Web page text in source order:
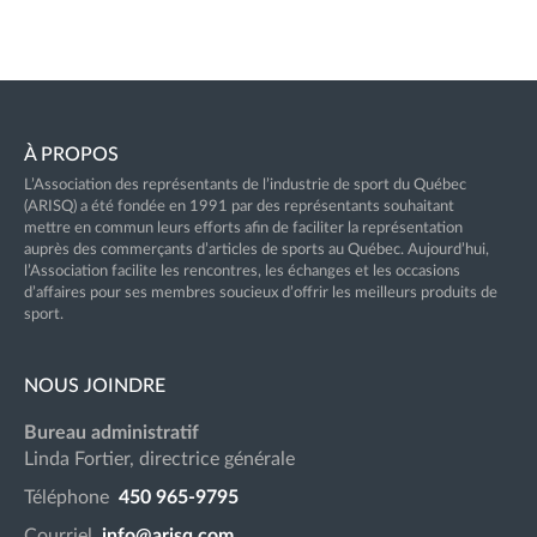
À PROPOS
L’Association des représentants de l’industrie de sport du Québec
(ARISQ) a été fondée en 1991 par des représentants souhaitant
mettre en commun leurs efforts afin de faciliter la représentation
auprès des commerçants d’articles de sports au Québec. Aujourd’hui,
l’Association facilite les rencontres, les échanges et les occasions
d’affaires pour ses membres soucieux d’offrir les meilleurs produits de
sport.
NOUS JOINDRE
Bureau administratif
Linda Fortier, directrice générale
Téléphone 450 965-9795